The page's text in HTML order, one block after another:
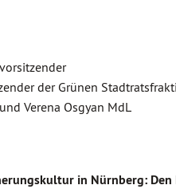
der Grünen
Verena Osgyan MdL
in Nürnberg: